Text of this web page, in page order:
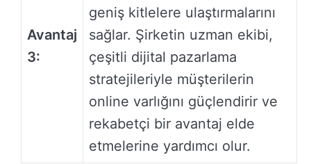
Avantaj
3:
geniş kitlelere ulaştırmalarını
sağlar. Şirketin uzman ekibi,
çeşitli dijital pazarlama
stratejileriyle müşterilerin
online varlığını güçlendirir ve
rekabetçi bir avantaj elde
etmelerine yardımcı olur.